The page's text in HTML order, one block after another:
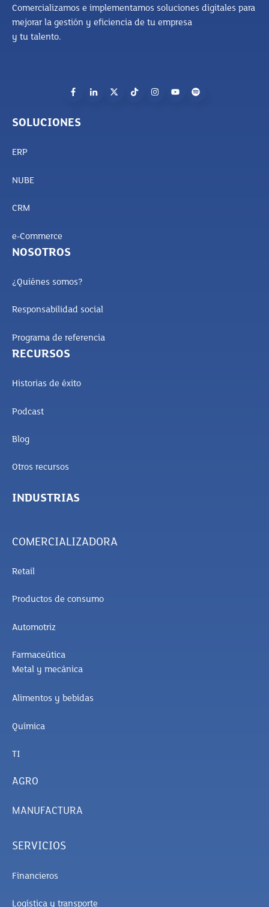
Comercializamos e implementamos soluciones digitales para
mejorar la gestión y eficiencia de tu empresa
y tu talento.
SOLUCIONES
ERP
NUBE
CRM
e-Commerce
NOSOTROS
¿Quiénes somos?
Responsabilidad social
Programa de referencia
RECURSOS
Historias de éxito
Podcast
Blog
Otros recursos
INDUSTRIAS
COMERCIALIZADORA
Retail
Productos de consumo
Automotriz
Farmaceútica
Metal y mecánica
Alimentos y bebidas
Química
TI
AGRO
MANUFACTURA
SERVICIOS
Financieros
Logística y transporte